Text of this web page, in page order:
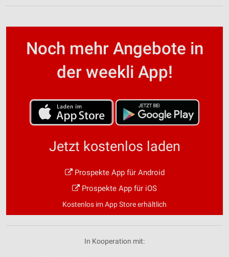
Noch mehr Angebote in
der weekli App!
Jetzt kostenlos laden
Prospekte App für Android
Prospekte App für iOS
Kostenlos im App Store erhältlich
In Kooperation mit: